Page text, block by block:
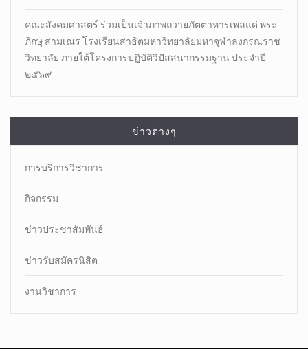
คณะสังคมศาสตร์ ร่วมเป็นเจ้าภาพถวายภัตตาหารเพลแด่ พระ
ภิกษุ สามเณร โรงเรียนสาธิตมหาวิทยาลัยมหาจุฬาลงกรณราช
วิทยาลัย ภายใต้โครงการปฏิบัติวิปัสสนากรรมฐาน ประจำปี
๒๕๖๙
ข่าวต่างๆ
การบริการวิชาการ
กิจกรรม
ข่าวประชาสัมพันธ์
ข่าวรับสมัครนิสิต
งานวิชาการ